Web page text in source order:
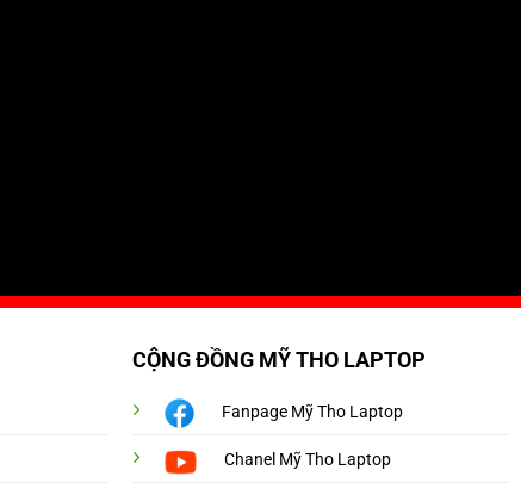
CỘNG ĐỒNG MỸ THO LAPTOP
Fanpage Mỹ Tho Laptop
Chanel Mỹ Tho Laptop